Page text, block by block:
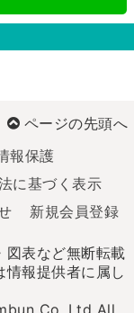
ページの先頭へ
報保護
に基づく表示
新規会員登録
図表など無断転載
情報提供者に属し